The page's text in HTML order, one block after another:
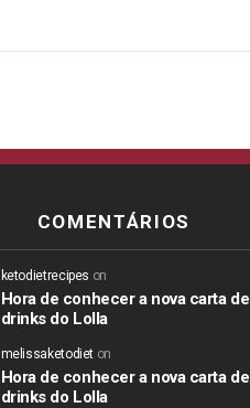
COMENTÁRIOS
ketodietrecipes on
Hora de conhecer a nova carta de
drinks do Lolla
melissaketodiet on
Hora de conhecer a nova carta de
drinks do Lolla